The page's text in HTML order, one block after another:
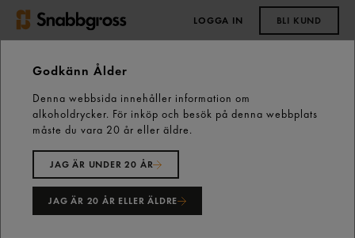
LOGGA IN BLI KUND
Start Kall dryck
Sportdryck
Päron Fruktdryck Tetra 25cl Smakis
Godkänn Ålder
Denna webbsida innehåller information om
alkoholdrycker. För inköp och besök på denna webbplats
måste du vara 20 år eller äldre.
JAG ÄR UNDER 20 ÅR
JAG ÄR 20 ÅR ELLER ÄLDRE